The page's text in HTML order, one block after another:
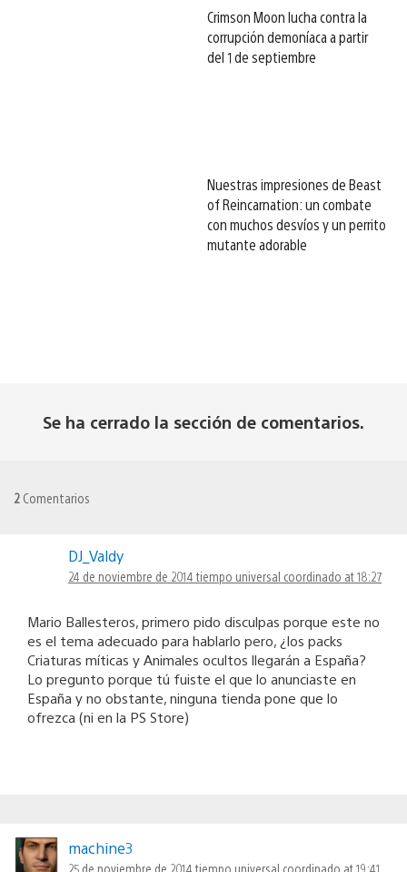
Crimson Moon lucha contra la
corrupción demoníaca a partir
del 1 de septiembre
Nuestras impresiones de Beast
of Reincarnation: un combate
con muchos desvíos y un perrito
mutante adorable
Se ha cerrado la sección de comentarios.
2 Comentarios
DJ_Valdy
24 de noviembre de 2014 tiempo universal coordinado at 18:27
Mario Ballesteros, primero pido disculpas porque este no
es el tema adecuado para hablarlo pero, ¿los packs
Criaturas míticas y Animales ocultos llegarán a España?
Lo pregunto porque tú fuiste el que lo anunciaste en
España y no obstante, ninguna tienda pone que lo
ofrezca (ni en la PS Store)
machine3
25 de noviembre de 2014 tiempo universal coordinado at 19:41